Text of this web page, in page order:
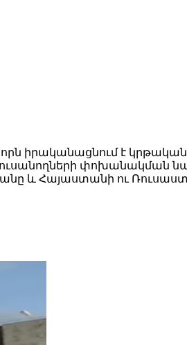
իրականացնում է կրթական
փոխանակման
և Հայաստանի ու